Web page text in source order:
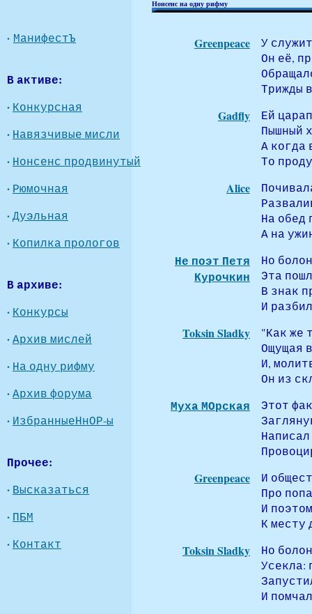
· МанифестЪ
В активе:
· Конкурсная
· Навязчивые мисли
· Нонсенс продвинутый
· Рюмочная
·Дуэльная
· Копилка прологов
В архиве:
· Конкурсы
·Архив мислей
· На одну рифму
·Архив форума
· ИзбранныеНнОР-ы
Прочее:
· Высказаться
· ПБМ
· Контакт
Нонсенс на одну рифму
Greenpeace
У
Он её,
Трижды
Gadfly
Ей
Пышный
А когда
То
Alice
На обед
А на
Не поэт Петя
Курочкин
Но
Эта
В знак
И
Toksin Sladky
"Как же
Ощущая
И,
Он из
Муха МОрская
Этот
Greenpeace
И
Про
И
К месту
Toksin Sladky
Но
Усекла:
И